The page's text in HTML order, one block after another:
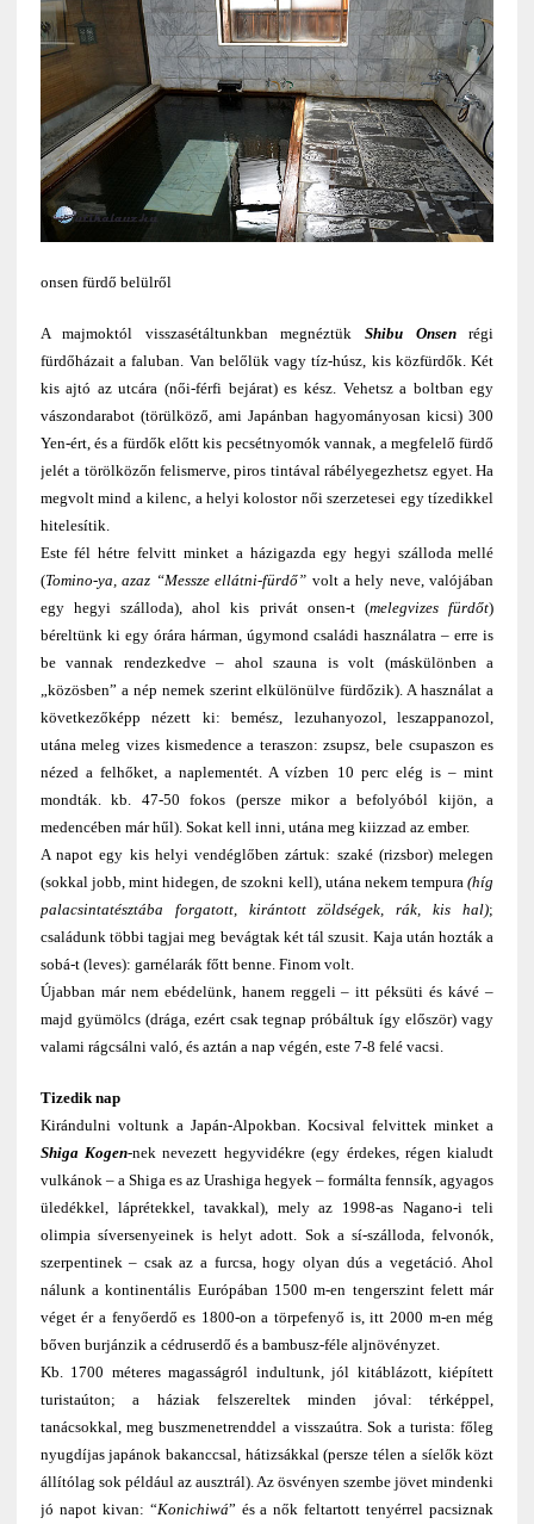
onsen fürdő belülről
A majmoktól visszasétáltunkban megnéztükShibu Onsenrégi
fürdőházait a faluban. Van belőlük vagy tíz-húsz, kis közfürdők. Két
kis ajtó az utcára (női-férfi bejárat) es kész. Vehetsz a boltban egy
vászondarabot (törülköző, ami Japánban hagyományosan kicsi) 300
Yen-ért, és a fürdők előtt kis pecsétnyomók vannak, a megfelelő fürdő
jelét a törölközőn felismerve, piros tintával rábélyegezhetsz egyet. Ha
megvolt mind a kilenc, a helyi kolostor női szerzetesei egy tízedikkel
hitelesítik.
Este fél hétre felvitt minket a házigazda egy hegyi szálloda mellé
(Tomino-ya, azaz “Messze ellátni-fürdő” volt a hely neve, valójában
egy hegyi szálloda), ahol kis privát onsen-t (melegvizes fürdőt)
béreltünk ki egy órára hárman, úgymond családi használatra – erre is
be vannak rendezkedve – ahol szauna is volt (máskülönben a
„közösben” a nép nemek szerint elkülönülve fürdőzik). A használat a
következőképp nézett ki: bemész, lezuhanyozol, leszappanozol,
utána meleg vizes kismedence a teraszon: zsupsz, bele csupaszon es
nézed a felhőket, a naplementét. A vízben 10 perc elég is – mint
mondták. kb. 47-50 fokos (persze mikor a befolyóból kijön, a
medencében már hűl). Sokat kell inni, utána meg kiizzad az ember.
A napot egy kis helyi vendéglőben zártuk: szaké (rizsbor) melegen
(sokkal jobb, mint hidegen, de szokni kell), utána nekem tempura(híg
palacsintatésztába forgatott, kirántott zöldségek, rák, kis hal);
családunk többi tagjai meg bevágtak két tál szusit. Kaja után hozták a
sobá-t (leves): garnélarák főtt benne. Finom volt.
Újabban már nem ebédelünk, hanem reggeli – itt péksüti és kávé –
majd gyümölcs (drága, ezért csak tegnap próbáltuk így először) vagy
valami rágcsálni való, és aztán a nap végén, este 7-8 felé vacsi.
Tizedik nap
Kirándulni voltunk a Japán-Alpokban. Kocsival felvittek minket a
Shiga Kogen-nek nevezett hegyvidékre (egy érdekes, régen kialudt
vulkánok – a Shiga es az Urashiga hegyek – formálta fennsík, agyagos
üledékkel, láprétekkel, tavakkal), mely az 1998-as Nagano-i teli
olimpia síversenyeinek is helyt adott. Sok a sí-szálloda, felvonók,
szerpentinek – csak az a furcsa, hogy olyan dús a vegetáció. Ahol
nálunk a kontinentális Európában 1500 m-en tengerszint felett már
véget ér a fenyőerdő es 1800-on a törpefenyő is, itt 2000 m-en még
bőven burjánzik a cédruserdő és a bambusz-féle aljnövényzet.
Kb. 1700 méteres magasságról indultunk, jól kitáblázott, kiépített
turistaúton; a háziak felszereltek minden jóval: térképpel,
tanácsokkal, meg buszmenetrenddel a visszaútra. Sok a turista: főleg
nyugdíjas japánok bakanccsal, hátizsákkal (persze télen a síelők közt
állítólag sok például az ausztrál). Az ösvényen szembe jövet mindenki
jó napot kivan: “Konichiwá” és a nők feltartott tenyérrel pacsiznak